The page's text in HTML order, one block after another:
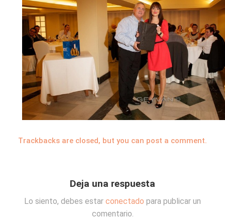
Trackbacks are closed, but you can post a comment.
Deja una respuesta
Lo siento, debes estar conectado para publicar un
comentario.